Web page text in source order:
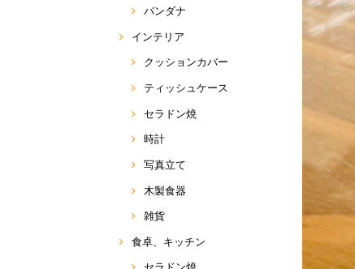
バンダナ
インテリア
クッションカバー
ティッシュケース
セラドン焼
時計
写真立て
木製食器
雑貨
食卓、キッチン